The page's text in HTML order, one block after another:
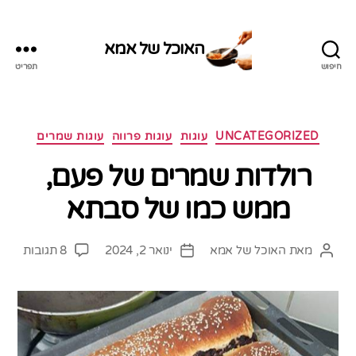
חיפוש
האוכל של אמא
תפריט
קטגוריות UNCATEGORIZED עוגות עוגות פרווה עוגות שמרים
רולדות שמרים של פעם,
ממש כמו של סבתא
המחבר
מאת האוכל של אמא
תאריך
ינואר 2, 2024 8 תגובות
על
של
פעם,